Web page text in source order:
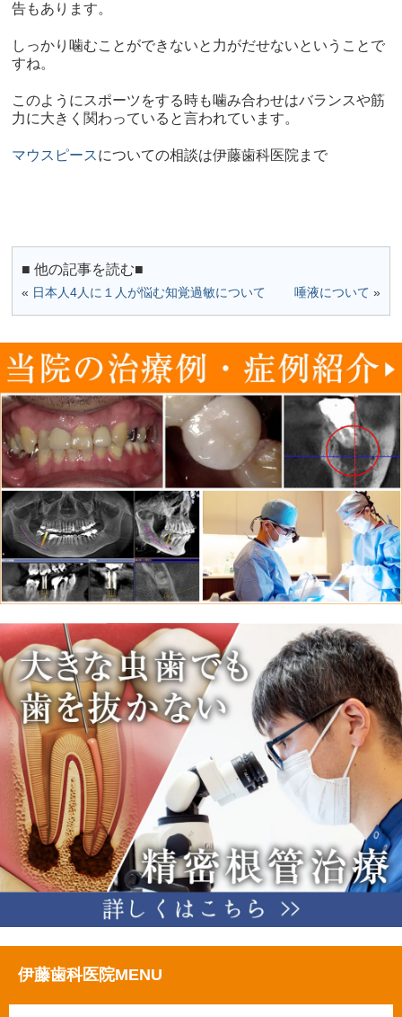
告もあります。
しっかり噛むことができないと力がだせないということで
すね。
このようにスポーツをする時も噛み合わせはバランスや筋
力に大きく関わっていると言われています。
マウスピースについての相談は伊藤歯科医院まで
■ 他の記事を読む■
« 日本人4人に１人が悩む知覚過敏について 唾液について »
伊藤歯科医院MENU